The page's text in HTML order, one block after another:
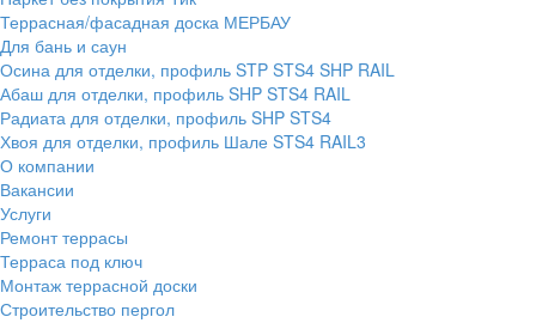
Террасная/фасадная доска МЕРБАУ
Для бань и саун
Осина для отделки, профиль STP STS4 SHP RAIL
Абаш для отделки, профиль SHP STS4 RAIL
Радиата для отделки, профиль SHP STS4
Хвоя для отделки, профиль Шале STS4 RAIL3
О компании
Вакансии
Услуги
Ремонт террасы
Терраса под ключ
Монтаж террасной доски
Строительство пергол